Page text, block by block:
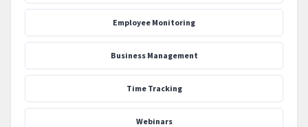
Employee Monitoring
Business Management
Time Tracking
Webinars